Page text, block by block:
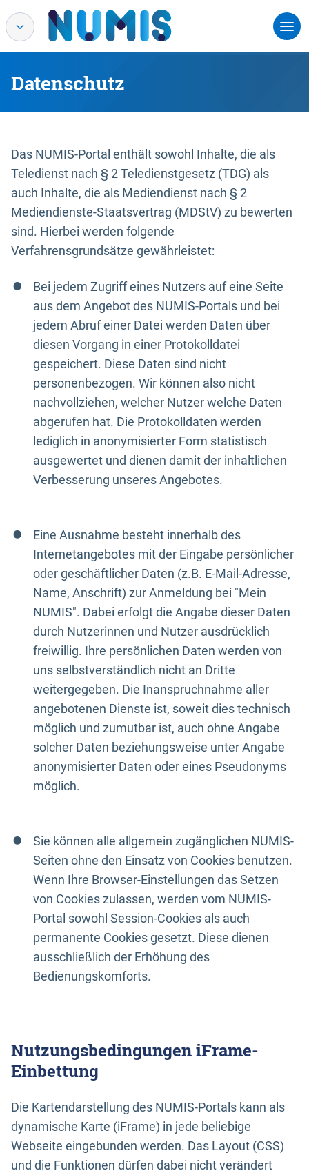
Datenschutz
Das NUMIS-Portal enthält sowohl Inhalte, die als
Teledienst nach § 2 Teledienstgesetz (TDG) als
auch Inhalte, die als Mediendienst nach § 2
Mediendienste-Staatsvertrag (MDStV) zu bewerten
sind. Hierbei werden folgende
Verfahrensgrundsätze gewährleistet:
Bei jedem Zugriff eines Nutzers auf eine Seite
aus dem Angebot des NUMIS-Portals und bei
jedem Abruf einer Datei werden Daten über
diesen Vorgang in einer Protokolldatei
gespeichert. Diese Daten sind nicht
personenbezogen. Wir können also nicht
nachvollziehen, welcher Nutzer welche Daten
abgerufen hat. Die Protokolldaten werden
lediglich in anonymisierter Form statistisch
ausgewertet und dienen damit der inhaltlichen
Verbesserung unseres Angebotes.
Eine Ausnahme besteht innerhalb des
Internetangebotes mit der Eingabe persönlicher
oder geschäftlicher Daten (z.B. E-Mail-Adresse,
Name, Anschrift) zur Anmeldung bei "Mein
NUMIS". Dabei erfolgt die Angabe dieser Daten
durch Nutzerinnen und Nutzer ausdrücklich
freiwillig. Ihre persönlichen Daten werden von
uns selbstverständlich nicht an Dritte
weitergegeben. Die Inanspruchnahme aller
angebotenen Dienste ist, soweit dies technisch
möglich und zumutbar ist, auch ohne Angabe
solcher Daten beziehungsweise unter Angabe
anonymisierter Daten oder eines Pseudonyms
möglich.
Sie können alle allgemein zugänglichen NUMIS-
Seiten ohne den Einsatz von Cookies benutzen.
Wenn Ihre Browser-Einstellungen das Setzen
von Cookies zulassen, werden vom NUMIS-
Portal sowohl Session-Cookies als auch
permanente Cookies gesetzt. Diese dienen
ausschließlich der Erhöhung des
Bedienungskomforts.
Nutzungsbedingungen iFrame-
Einbettung
Die Kartendarstellung des NUMIS-Portals kann als
dynamische Karte (iFrame) in jede beliebige
Webseite eingebunden werden. Das Layout (CSS)
und die Funktionen dürfen dabei nicht verändert